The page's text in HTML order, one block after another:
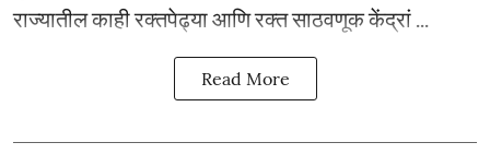
राज्यातील काही रक्तपेढ्या आणि रक्त साठवणूक केंद्रां ...
Read More